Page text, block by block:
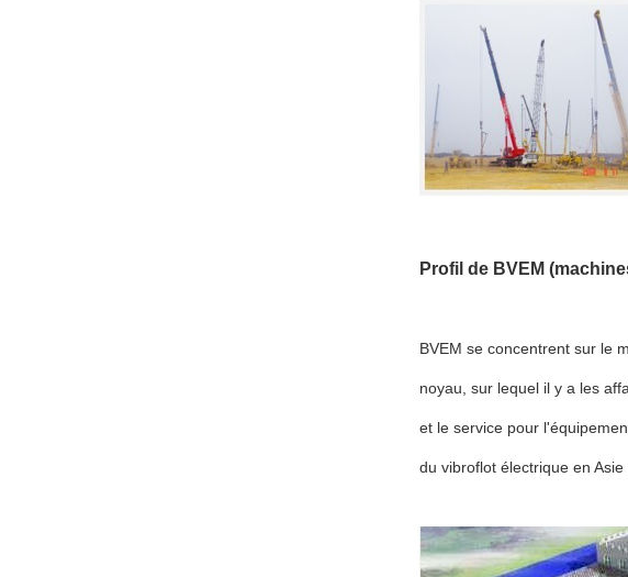
Profil de BVEM
BVEM se concentrent sur le
noyau, sur lequel il y a les
et le service pour
du vibroflot électrique en